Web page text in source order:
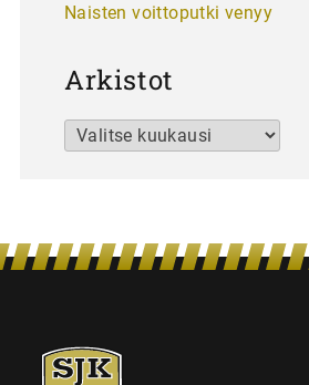
Naisten voittoputki venyy
Arkistot
Arkistot
SJK-